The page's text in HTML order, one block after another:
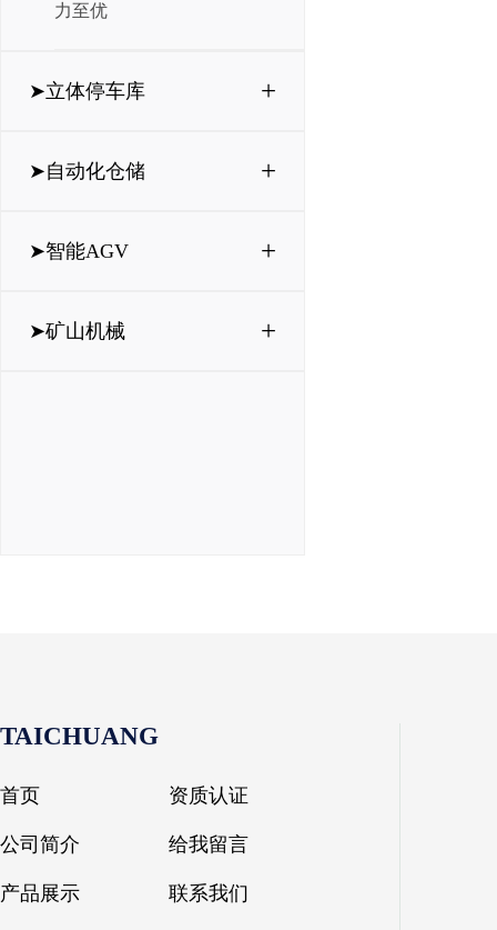
力至优
➤立体停车库 +
➤自动化仓储 +
➤智能AGV +
➤矿山机械 +
TAICHUANG
首页
公司简介
产品展示
资质认证
给我留言
联系我们